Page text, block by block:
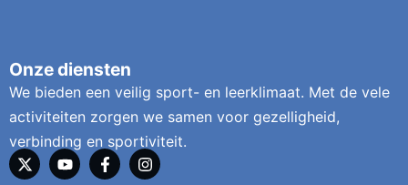
Onze diensten
We bieden een veilig sport- en leerklimaat. Met de vele
activiteiten zorgen we samen voor gezelligheid,
verbinding en sportiviteit.